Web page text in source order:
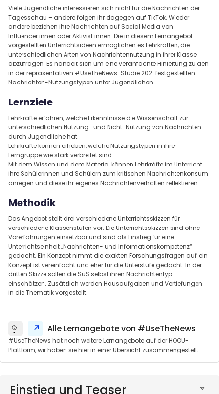
Viele Jugendliche interessieren sich nicht für die Nachrichten der
Tagesschau – andere folgen ihr dagegen auf TikTok. Wieder
andere beziehen ihre Nachrichten auf Social Media von
Influencer:innen oder Aktivist:innen. Die in diesem Lernangebot
vorgestellten Unterrichtsideen ermöglichen es Lehrkräften, die
unterschiedlichen Arten von Nachrichtennutzung in ihrer Klasse
abzufragen. Es handelt sich um eine vereinfachte Hinleitung zu den
in der repräsentativen #UseTheNews-Studie 2021 festgestellten
Nachrichten-Nutzungstypen unter Jugendlichen.
Lernziele
Lehrkräfte erfahren, welche Erkenntnisse die Wissenschaft zur
unterschiedlichen Nutzung- und Nicht-Nutzung von Nachrichten
durch Jugendliche hat.
Lehrkräfte können erheben, welche Nutzungstypen in ihrer
Lerngruppe wie stark verbreitet sind.
Mit dem Wissen und dem Material können Lehrkräfte im Unterricht
ihre Schülerinnen und Schülern zum kritischen Nachrichtenkonsum
anregen und diese ihr eigenes Nachrichtenverhalten reflektieren.
Methodik
Das Angebot stellt drei verschiedene Unterrichtsskizzen für
verschiedene Klassenstufen vor. Die Unterrichtsskizzen sind ohne
Vorerfahrungen einsetzbar und sind als Einstieg für eine
Unterrichtseinheit „Nachrichten- und Informationskompetenz“
gedacht. Ein Konzept nimmt die exakten Forschungsfragen auf, ein
Konzept ist vereinfacht und eher für die Unterstufe gedacht. In der
dritten Skizze sollen die SuS selbst ihren Nachrichtentyp
einschätzen. Zusätzlich werden Hausaufgaben und Vertiefungen
in die Thematik vorgestellt.
Alle Lernangebote von #UseTheNews
#UseTheNews hat noch weitere Lernangebote auf der HOOU-
Plattform, wir haben sie hier in einer Übersicht zusammengestellt.
Einstieg und Teaser